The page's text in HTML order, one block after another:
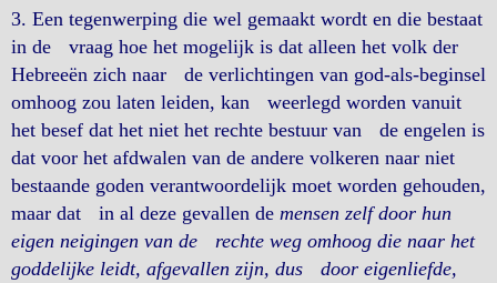
3. Een tegenwerping die wel gemaakt wordt en die bestaat
in de vraag hoe het mogelijk is dat alleen het volk der
Hebreeën zich naar de verlichtingen van god-als-beginsel
omhoog zou laten leiden, kan weerlegd worden vanuit
het besef dat het niet het rechte bestuur van de engelen is
dat voor het afdwalen van de andere volkeren naar niet
bestaande goden verantwoordelijk moet worden gehouden,
maar dat in al deze gevallen de mensen zelf door hun
eigen neigingen van de rechte weg omhoog die naar het
goddelijke leidt, afgevallen zijn, dus door eigenliefde,